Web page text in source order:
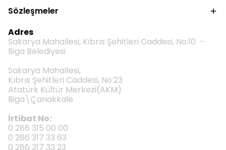
Sözleşmeler
Adres
Sakarya Mahallesi, Kıbrıs Şehitleri Caddesi, No:10 -
Biga Belediyesi
Sakarya Mahallesi,
Kıbrıs Şehitleri Caddesi, No:23
Atatürk Kültür Merkezi(AKM)
Biga\Çanakkale
İrtibat No:
0 286 315 00 00
0 286 317 33 63
0 286 317 33 23